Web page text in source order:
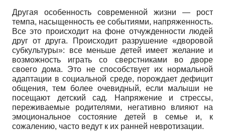
Другая особенность современной жизни — рост
темпа, насыщенность ее событиями, напряженность.
Все это происходит на фоне отчужденности людей
друг от друга. Происходит разрушение «дворовой
субкультуры»: все меньше детей имеет желание и
возможность играть со сверстниками во дворе
своего дома. Это не способствует их нормальной
адаптации в социальной среде, порождает дефицит
общения, тем более очевидный, если малыши не
посещают детский сад. Напряжение и стрессы,
переживаемые родителями, негативно влияют на
эмоциональное состояние детей в семье и, к
сожалению, часто ведут к их ранней невротизации.